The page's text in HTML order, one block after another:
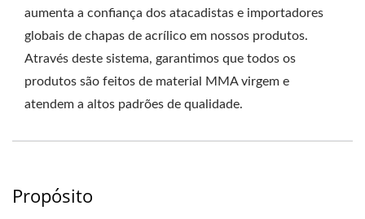
aumenta a confiança dos atacadistas e importadores
globais de chapas de acrílico em nossos produtos.
Através deste sistema, garantimos que todos os
produtos são feitos de material MMA virgem e
atendem a altos padrões de qualidade.
Propósito